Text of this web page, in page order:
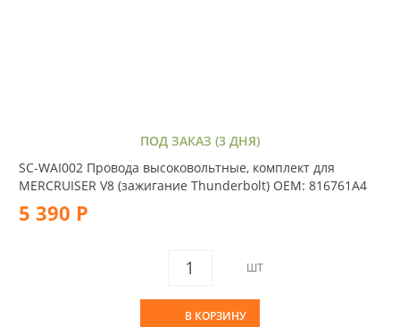
ПОД ЗАКАЗ (3 ДНЯ)
SC-WAI002 Провода высоковольтные, комплект для
MERCRUISER V8 (зажигание Thunderbolt) OEM: 816761A4
5 390 Р
ШТ
В КОРЗИНУ